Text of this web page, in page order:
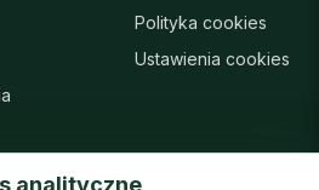
Polityka cookies
Ustawienia cookies
analityczne